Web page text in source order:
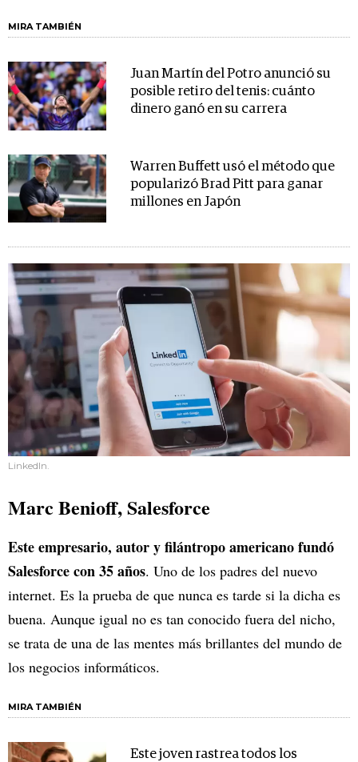
MIRA TAMBIÉN
Juan Martín del Potro anunció su
posible retiro del tenis: cuánto
dinero ganó en su carrera
Warren Buffett usó el método que
popularizó Brad Pitt para ganar
millones en Japón
LinkedIn.
Marc Benioff, Salesforce
Este empresario, autor y filántropo americano fundó
Salesforce con 35 años. Uno de los padres del nuevo
internet. Es la prueba de que nunca es tarde si la dicha es
buena. Aunque igual no es tan conocido fuera del nicho,
se trata de una de las mentes más brillantes del mundo de
los negocios informáticos.
MIRA TAMBIÉN
Este joven rastrea todos los